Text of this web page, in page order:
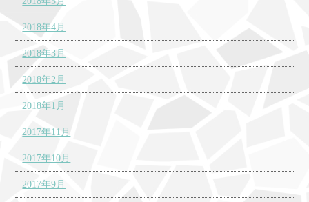
2018年4月
2018年3月
2018年2月
2018年1月
2017年11月
2017年10月
2017年9月